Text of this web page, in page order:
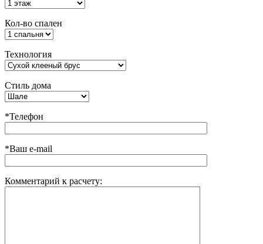
Кол-во спален
Технология
Стиль дома
*Телефон
*Ваш e-mail
Комментарий к расчету: